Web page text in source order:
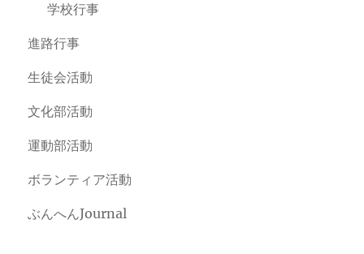
学校行事
進路行事
生徒会活動
文化部活動
運動部活動
ボランティア活動
ぶんへんJournal